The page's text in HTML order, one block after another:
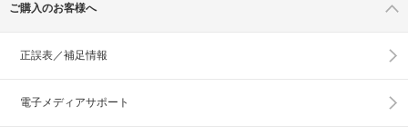
ご購入のお客様へ
正誤表／補足情報
電子メディアサポート